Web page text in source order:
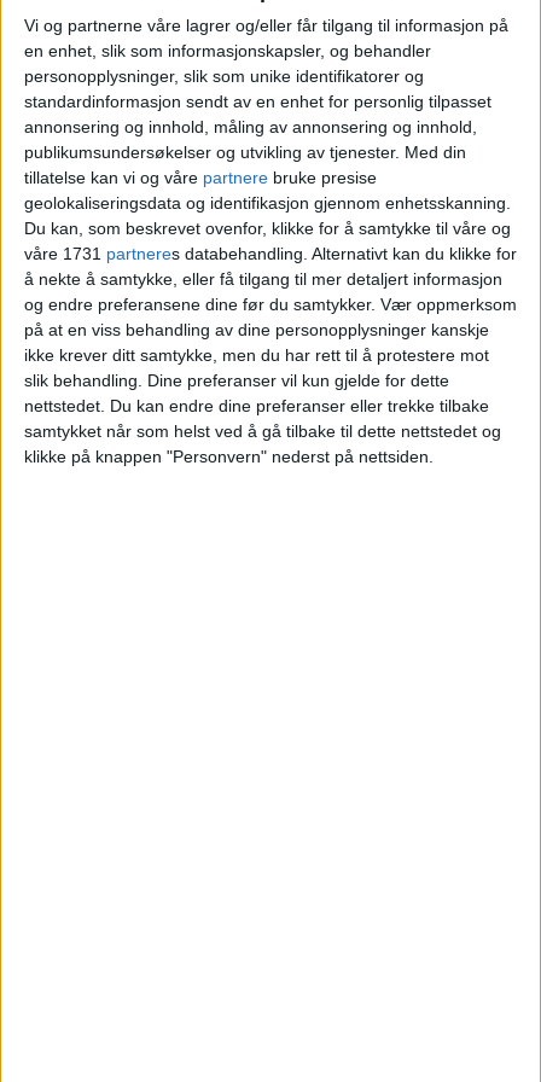
Vi og partnerne våre lagrer og/eller får tilgang til informasjon på
en enhet, slik som informasjonskapsler, og behandler
personopplysninger, slik som unike identifikatorer og
standardinformasjon sendt av en enhet for personlig tilpasset
annonsering og innhold, måling av annonsering og innhold,
publikumsundersøkelser og utvikling av tjenester. Med din
tillatelse kan vi og våre partnere bruke presise
geolokaliseringsdata og identifikasjon gjennom enhetsskanning.
Du kan, som beskrevet ovenfor, klikke for å samtykke til våre og
våre 1731 partneres databehandling. Alternativt kan du klikke for
å nekte å samtykke, eller få tilgang til mer detaljert informasjon
og endre preferansene dine før du samtykker. Vær oppmerksom
på at en viss behandling av dine personopplysninger kanskje
ikke krever ditt samtykke, men du har rett til å protestere mot
slik behandling. Dine preferanser vil kun gjelde for dette
nettstedet. Du kan endre dine preferanser eller trekke tilbake
samtykket når som helst ved å gå tilbake til dette nettstedet og
klikke på knappen "Personvern" nederst på nettsiden.
Mange har kriminell løpebane før
de får plass
NAV med sjokktall om unge
som går på arbeidsavklaring
i Oslo: Tre av fire har